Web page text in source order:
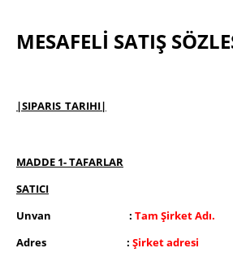
MESAFELİ SATIŞ
|SIPARIS_TARIHI|
MADDE 1- TAFARLAR
SATICI
Unvan : Tam Şirket Adı.
Adres : Şirket adresi